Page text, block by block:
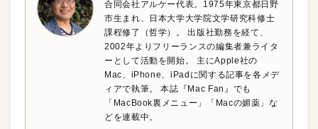
合同会社アルケー代表。1975年東京都日野
市生まれ、日本大学大学院文学研究科修士
課程修了（哲学）。 出版社勤務を経て、
2002年よりフリーランスの編集者兼ライタ
ーとして活動を開始。 主にApple社の
Mac、iPhone、iPadに関する記事を各メデ
ィアで執筆。 本誌『Mac Fan』でも
「MacBook裏メニュー」「Macの媚薬」な
どを連載中。